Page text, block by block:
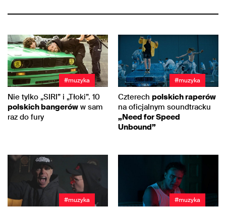
#muzyka
Nie tylko „SIRI” i „Tłoki”. 10
polskich bangerów w sam
raz do fury
#muzyka
Czterech polskich raperów
na oficjalnym soundtracku
„Need for Speed
Unbound”
#muzyka #muzyka